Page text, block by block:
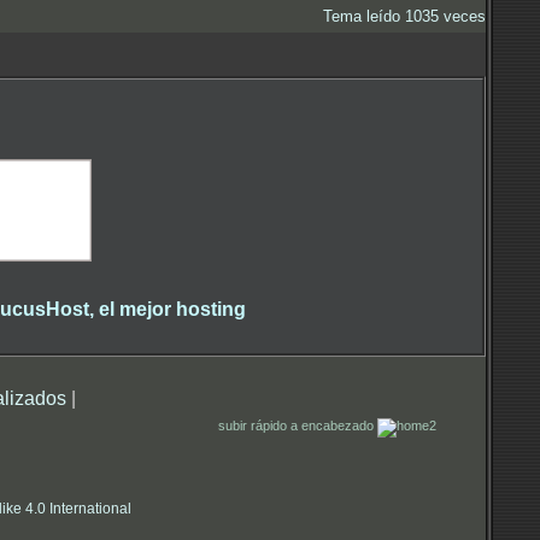
Tema leído 1035 veces
|
subir rápido a encabezado
4.0 International